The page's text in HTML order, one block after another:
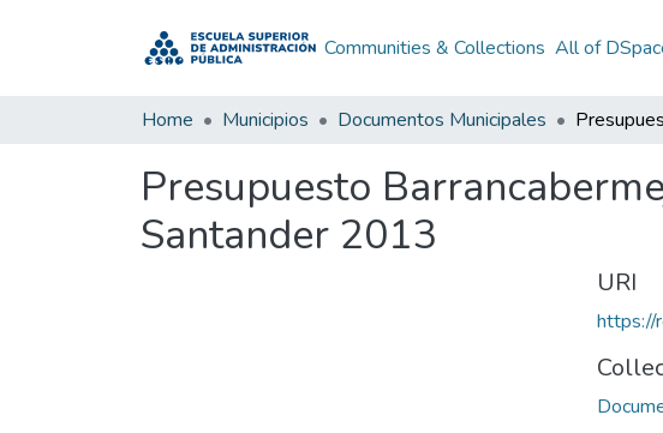
Communities & Collections All of
Home Municipios Documentos Municipales
Presupuesto
Santander 2013
URI
https://